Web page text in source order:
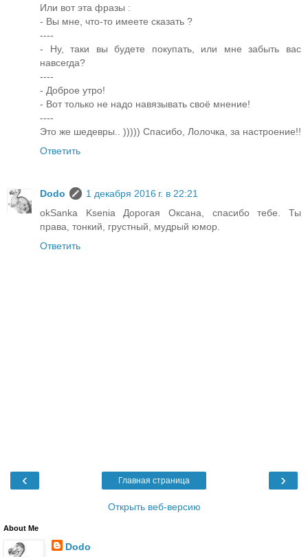
Или вот эта фразы :
- Вы мне, что-то имеете сказать ?
----
- Ну, таки вы будете покупать, или мне забыть вас
навсегда?
----
- Доброе утро!
- Вот только не надо навязывать своё мнение!
----
Это же шедевры.. ))))) Спасибо, Лолочка, за настроение!!
Ответить
Dodo
1 декабря 2016 г. в 22:21
okSanka Ksenia Дорогая Оксана, спасибо тебе. Ты
права, тонкий, грустный, мудрый юмор.
Ответить
‹ ›
Главная страница
Открыть веб-версию
About Me
Dodo